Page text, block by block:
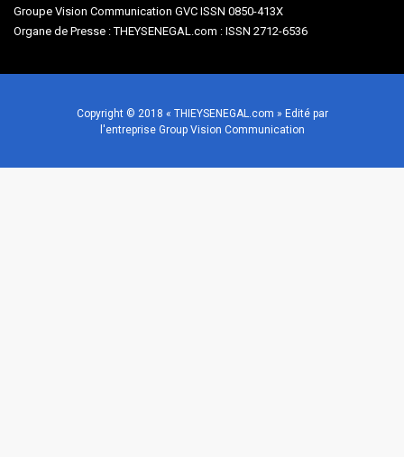
Groupe Vision Communication GVC ISSN 0850-413X
Organe de Presse : THEYSENEGAL.com : ISSN 2712-6536
Copyright © 2018 « THIEYSENEGAL.com » Edité par
l'entreprise Group Vision Communication